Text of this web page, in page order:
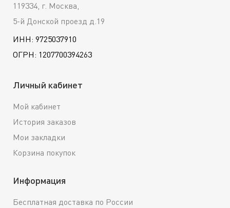
119334, г. Москва,
5-й Донской проезд д.19
ИНН: 9725037910
ОГРН: 1207700394263
Личный кабинет
Мой кабинет
История заказов
Мои закладки
Корзина покупок
Информация
Бесплатная доставка по России